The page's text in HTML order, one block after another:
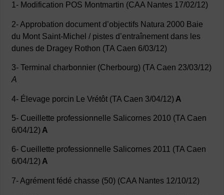
1- Modification POS Montmartin (CAA Nantes 17/02/12)
2- Approbation document d’objectifs Natura 2000 Baie
du Mont Saint-Michel / pistes d’entraînement dans les
dunes de Dragey Rothon (TA Caen 6/03/12)
3- Terminal charbonnier (Cherbourg) (TA Caen 23/03/12)
A
4- Élevage porcin Le Vrétôt (TA Caen 3/04/12)A
5- Cueillette professionnelle Salicornes 2010 (TA Caen
6/04/12)A
6- Cueillette professionnelle Salicornes 2011 (TA Caen
6/04/12)A
7- Agrément fédé chasse (50) (CAA Nantes 12/10/12)